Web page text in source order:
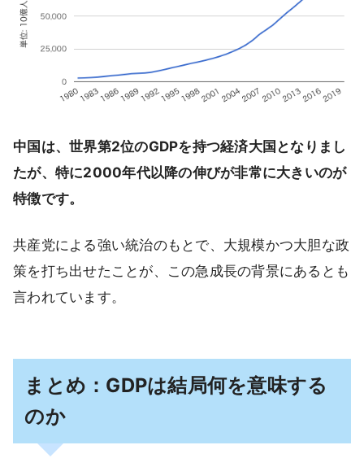
中国は、世界第2位のGDPを持つ経済大国となりまし
たが、特に2000年代以降の伸びが非常に大きいのが
特徴です。
共産党による強い統治のもとで、大規模かつ大胆な政
策を打ち出せたことが、この急成長の背景にあるとも
言われています。
まとめ：GDPは結局何を意味する
のか